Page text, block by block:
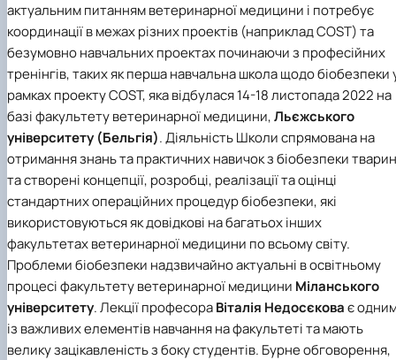
актуальним питанням ветеринарної медицини і потребує
координації в межах різних проектів (наприклад COST) та
безумовно навчальних проектах починаючи з професійних
тренінгів, таких як перша навчальна школа щодо біобезпеки
рамках проекту COST, яка відбулася 14-18 листопада 2022 на
базі факультету ветеринарної медицини,Льєжського
університету (Бельгія). Діяльність Школи спрямована на
отримання знань та практичних навичок з біобезпеки тварин
та створені концепції, розробці, реалізації та оцінці
стандартних операційних процедур біобезпеки, які
використовуються як довідкові на багатьох інших
факультетах ветеринарної медицини по всьому світу.
Проблеми біобезпеки надзвичайно актуальні в освітньому
процесі факультету ветеринарної медицини Міланського
університету. Лекції професораВіталія Недосєковає
із важливих елементів навчання на факультеті та мають
велику зацікавленість з боку студентів. Бурне обговорення,